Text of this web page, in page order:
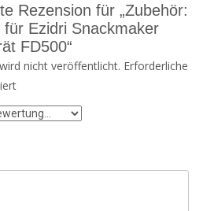
Rezension für „Zubehör:
für Ezidri Snackmaker
FD500“
nicht veröffentlicht. Erforderliche